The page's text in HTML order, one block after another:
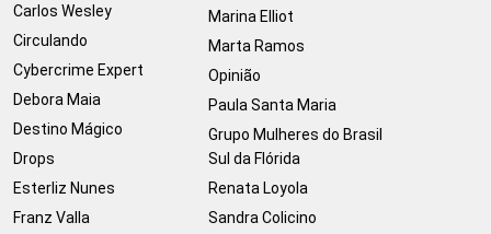
Carlos Wesley
Circulando
Cybercrime Expert
Debora Maia
Destino Mágico
Drops
Esterliz Nunes
Franz Valla
Marina Elliot
Marta Ramos
Opinião
Paula Santa Maria
Grupo Mulheres do Brasil
Sul da Flórida
Renata Loyola
Sandra Colicino